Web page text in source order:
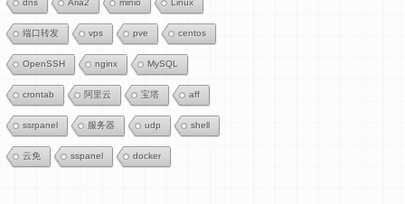
dns Aria2 minio Linux
端口转发 vps pve centos
OpenSSH nginx MySQL
crontab 阿里云 宝塔 aff
ssrpanel 服务器 udp shell
云免 sspanel docker